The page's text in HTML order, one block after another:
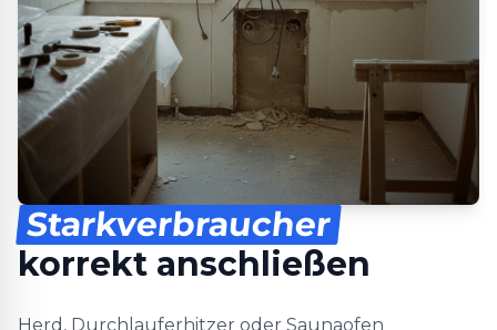
Starkverbraucher
korrekt anschließen
Herd, Durchlauferhitzer oder Saunaofen